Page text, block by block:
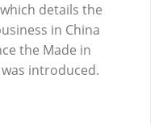
details the
in China
the Made in
was introduced.